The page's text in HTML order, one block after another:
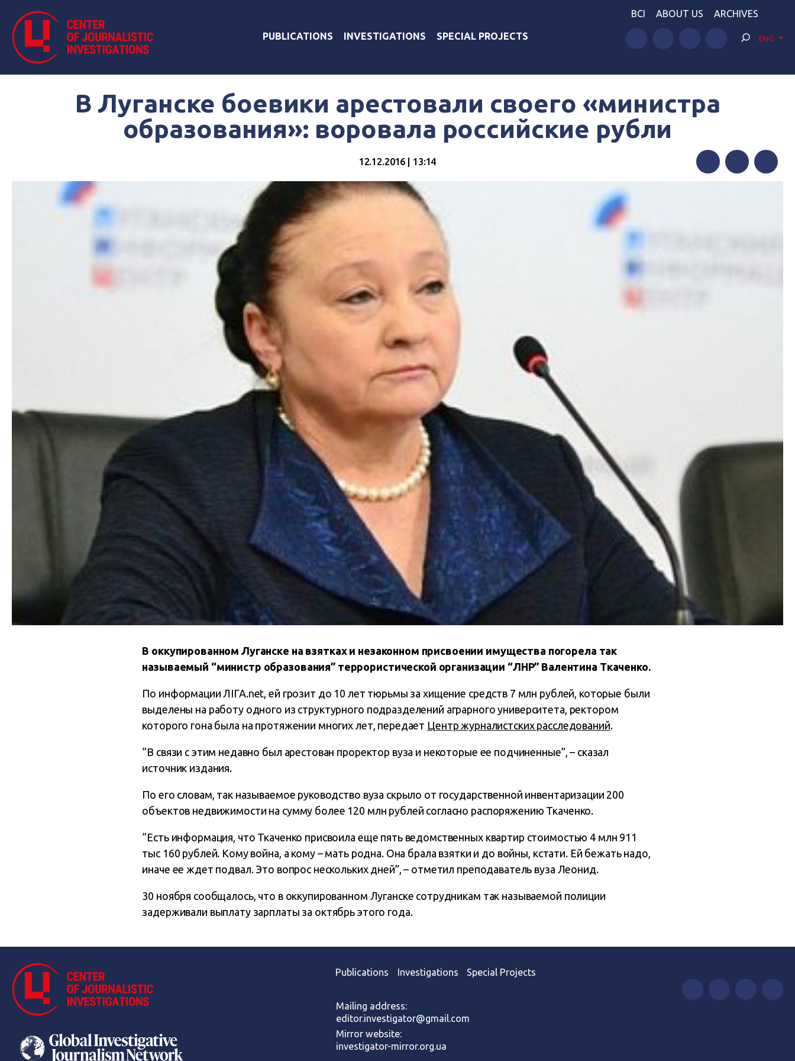
PUBLICATIONS INVESTIGATIONS SPECIAL PROJECTS
BCI ABOUT US ARCHIVES
ENG
В Луганске боевики арестовали своего «министра
образования»: воровала российские рубли
12.12.2016 | 13:14
В оккупированном Луганске на взятках и незаконном присвоении имущества погорела так
называемый “министр образования” террористической организации “ЛНР” Валентина Ткаченко.
По информации ЛІГА.net, ей грозит до 10 лет тюрьмы за хищение средств 7 млн рублей, которые были
выделены на работу одного из структурного подразделений аграрного университета, ректором
которого гона была на протяжении многих лет, передает Центр журналистских расследований.
“В связи с этим недавно был арестован проректор вуза и некоторые ее подчиненные”, – сказал
источник издания.
По его словам, так называемое руководство вуза скрыло от государственной инвентаризации 200
объектов недвижимости на сумму более 120 млн рублей согласно распоряжению Ткаченко.
“Есть информация, что Ткаченко присвоила еще пять ведомственных квартир стоимостью 4 млн 911
тыс 160 рублей. Кому война, а кому – мать родна. Она брала взятки и до войны, кстати. Ей бежать надо,
иначе ее ждет подвал. Это вопрос нескольких дней”, – отметил преподаватель вуза Леонид.
30 ноября сообщалось, что в оккупированном Луганске сотрудникам так называемой полиции
задерживали выплату зарплаты за октябрь этого года.
Publications Investigations Special Projects
Mailing address:
editor.investigator@gmail.com
Mirror website:
investigator-mirror.org.ua